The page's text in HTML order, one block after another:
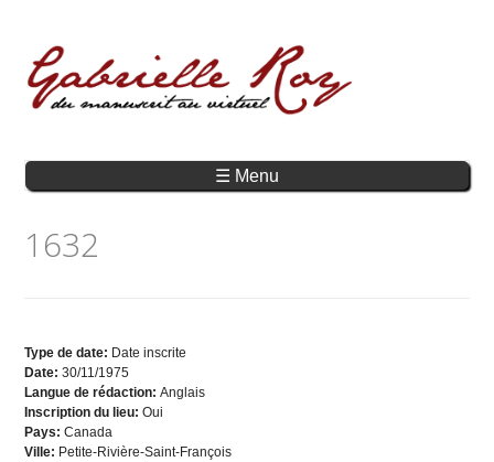
☰ Menu
1632
Type de date: Date inscrite
Date:30/11/1975
Langue de rédaction:Anglais
Inscription du lieu:Oui
Pays:Canada
Ville: Petite-Rivière-Saint-François